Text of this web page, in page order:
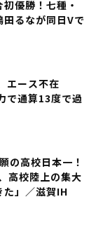
優勝！七種・
田るなが同日Vで
エース不在
で通算13度で過
の高校日本一！
高校陸上の集大
た」／滋賀IH